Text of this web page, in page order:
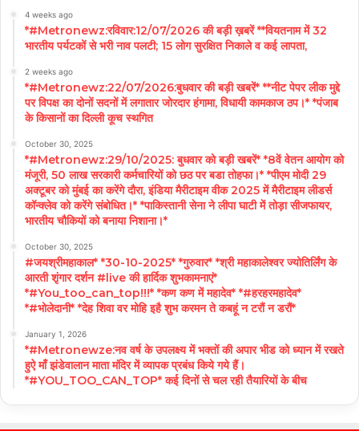
4 weeks ago
*#Metronewz:रविवार:12/07/2026 की बड़ी ख़बरें **वियतनाम में 32
भारतीय पर्यटकों से भरी नाव पलटी; 15 लोग सुरक्षित निकाले व कई लापता,
2 weeks ago
*#Metronewz:22/07/2026:बुधवार की बड़ी खबरें* **नीट पेपर लीक मुद्दे
पर विपक्ष का दोनों सदनों में लगातार जोरदार हंगामा, विधायी कामकाज ठप।* *पंजाब
के किसानों का दिल्ली कूच स्थगित
October 30, 2025
*#Metronewz:29/10/2025: बुधवार को बड़ी खबरें* *8वें वेतन आयोग को
मंजूरी, 50 लाख सरकारी कर्मचारियों को छठ पर बडा तोहफा।* *पीएम मोदी 29
अक्टूबर को मुंबई का करेंगे दौरा, इंडिया मैरीटाइम वीक 2025 में मैरीटाइम लीडर्स
कॉन्क्लेव को करेंगे संबोधित।* *पाकिस्तानी सेना ने लीपा घाटी में तोड़ा सीजफायर,
भारतीय चौकियों को बनाया निशाना।*
October 30, 2025
#जयश्रीमहाकाल* *30-10-2025* *गुरुवार* *श्री महाकालेश्वर ज्योतिर्लिंग के
आरती शृंगार दर्शन #live की हार्दिक शुभकामनाएं*
*#You_too_can_top!!!* *कण कण में महादेव* *#हरहरमहादेव*
*#भोलेदानी* *देह शिवा वर मोहि इहै शुभ करमन ते कबहूं न टरौं न डरौं*
January 1, 2026
*#Metronewze:नव वर्ष के उपलक्ष्य में भक्तों की अपार भीड को ध्यान में रखते
हुऐ माँ झंडेवालान माता मंदिर में व्यापक प्रबंध किये गये हैं।
*#YOU_TOO_CAN_TOP* कई दिनों से चल रही तैयारियों के बीच